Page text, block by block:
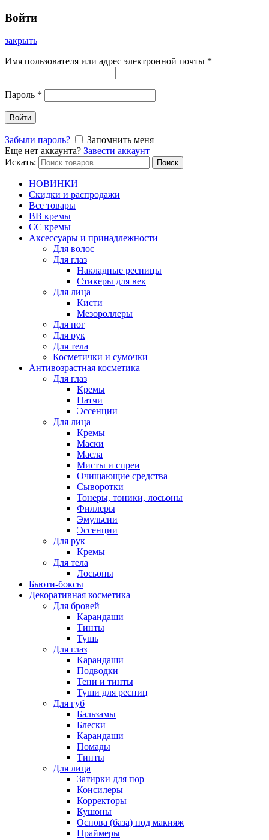
Войти
закрыть
Имя пользователя или адрес электронной почты *
Пароль *
Войти
Забыли пароль?
Запомнить меня
Еще нет аккаунта? Завести аккаунт
Искать:
Поиск
НОВИНКИ
Скидки и распродажи
Все товары
BB кремы
CC кремы
Аксессуары и принадлежности
Для волос
Для глаз
Накладные ресницы
Стикеры для век
Для лица
Кисти
Мезороллеры
Для ног
Для рук
Для тела
Косметички и сумочки
Антивозрастная косметика
Для глаз
Кремы
Патчи
Эссенции
Для лица
Кремы
Маски
Масла
Мисты и спреи
Очищающие средства
Сыворотки
Тонеры, тоники, лосьоны
Филлеры
Эмульсии
Эссенции
Для рук
Кремы
Для тела
Лосьоны
Бьюти-боксы
Декоративная косметика
Для бровей
Карандаши
Тинты
Тушь
Для глаз
Карандаши
Подводки
Тени и тинты
Туши для ресниц
Для губ
Бальзамы
Блески
Карандаши
Помады
Тинты
Для лица
Затирки для пор
Консилеры
Корректоры
Кушоны
Основа (база) под макияж
Праймеры